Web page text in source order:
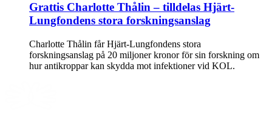
Grattis Charlotte Thålin – tilldelas Hjärt-
Lungfondens stora forskningsanslag
Charlotte Thålin får Hjärt-Lungfondens stora
forskningsanslag på 20 miljoner kronor för sin forskning om
hur antikroppar kan skydda mot infektioner vid KOL.